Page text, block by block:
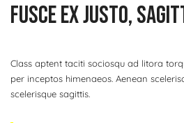
Fusce Ex Justo,
Class aptent taciti sociosqu ad litora
per inceptos himenaeos. Aenean
scelerisque sagittis.